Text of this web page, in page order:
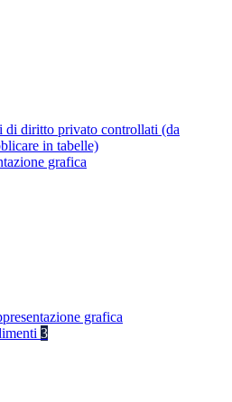
di diritto privato controllati (da
in tabelle)
grafica
grafica
3